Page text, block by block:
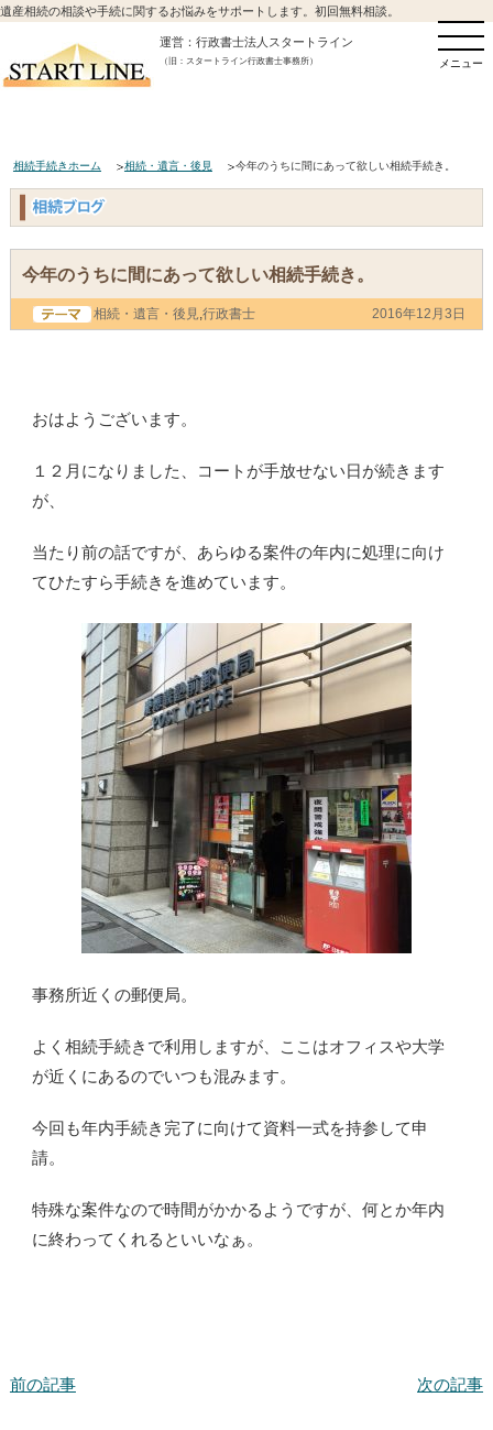
遺産相続の相談や手続に関するお悩みをサポートします。初回無料相談。
運営：行政書士法人スタートライン
（旧：スタートライン行政書士事務所） メニュー
相続手続きホーム 相続・遺言・後見 今年のうちに間にあって欲しい相続手続き。
今年のうちに間にあって欲しい相続手続き。
相続・遺言・後見,行政書士 2016年12月3日
おはようございます。
１２月になりました、コートが手放せない日が続きます
が、
当たり前の話ですが、あらゆる案件の年内に処理に向け
てひたすら手続きを進めています。
事務所近くの郵便局。
よく相続手続きで利用しますが、ここはオフィスや大学
が近くにあるのでいつも混みます。
今回も年内手続き完了に向けて資料一式を持参して申
請。
特殊な案件なので時間がかかるようですが、何とか年内
に終わってくれるといいなぁ。
前の記事 次の記事